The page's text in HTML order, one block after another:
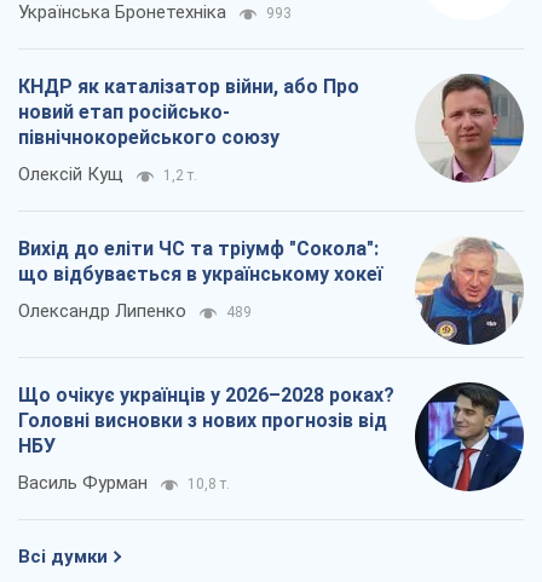
Українська Бронетехніка 993
КНДР як каталізатор війни, або Про
новий етап російсько-
північнокорейського союзу
Олексій Кущ 1,2 т.
Вихід до еліти ЧС та тріумф "Сокола":
що відбувається в українському хокеї
Олександр Липенко 489
Що очікує українців у 2026–2028 роках?
Головні висновки з нових прогнозів від
НБУ
Василь Фурман 10,8 т.
Всі думки